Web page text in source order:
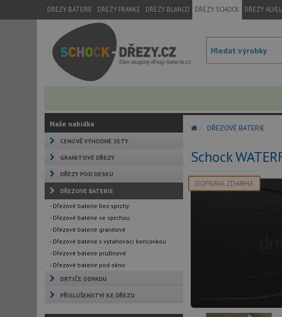
DŘEZY BATERIE DŘEZY FRANKE DŘEZY BLANCO DŘEZY SCHOCK DŘEZY
Naše nabídka
CENOVĚ VÝHODNÉ SETY
GRANITOVÉ DŘEZY
DŘEZY POD DESKU
DŘEZOVÉ BATERIE
- Dřezové baterie bez sprchy
- Dřezové baterie se sprchou
- Dřezové baterie granitové
- Dřezové baterie s vytahovací koncovkou
- Dřezové baterie pružinové
- Dřezové baterie pod okno
DRTIČE ODPADU
PŘÍSLUŠENSTVÍ KE DŘEZU
DŘEZOVÉ BATERIE
Schock
DOPRAVA ZDARMA